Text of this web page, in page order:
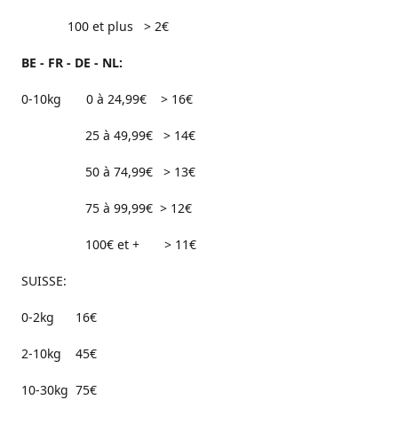
100 et plus > 2€
BE - FR - DE - NL:
0-10kg 0 à 24,99€ > 16€
25 à 49,99€ > 14€
50 à 74,99€ > 13€
75 à 99,99€ > 12€
100€ et + > 11€
SUISSE:
0-2kg 16€
2-10kg 45€
10-30kg 75€